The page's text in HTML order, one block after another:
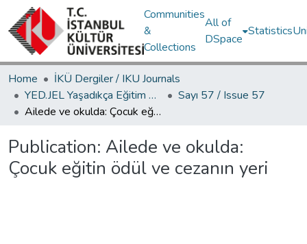
Communities
&
Collections
All of
DSpace
Statistics
Home
İKÜ Dergiler / IKU Journals
YED.JEL Yaşadıkça Eğitim Dergisi / Journal of Education For Life
Sayı 57 / Issue 57
Ailede ve okulda: Çocuk eğitin ödül ve cezanın yeri
Publication: Ailede ve okulda:
Çocuk eğitin ödül ve cezanın yeri